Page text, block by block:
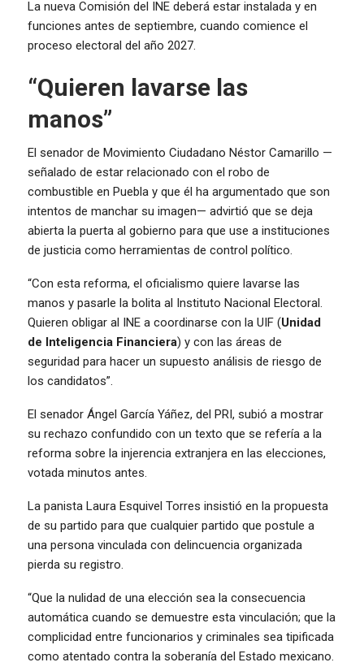
La nueva Comisión del INE deberá estar instalada y en
funciones antes de septiembre, cuando comience el
proceso electoral del año 2027.
“Quieren lavarse las
manos”
El senador de Movimiento Ciudadano Néstor Camarillo —
señalado de estar relacionado con el robo de
combustible en Puebla y que él ha argumentado que son
intentos de manchar su imagen— advirtió que se deja
abierta la puerta al gobierno para que use a instituciones
de justicia como herramientas de control político.
“Con esta reforma, el oficialismo quiere lavarse las
manos y pasarle la bolita al Instituto Nacional Electoral.
Quieren obligar al INE a coordinarse con la UIF (Unidad
de Inteligencia Financiera) y con las áreas de
seguridad para hacer un supuesto análisis de riesgo de
los candidatos”.
El senador Ángel García Yáñez, del PRI, subió a mostrar
su rechazo confundido con un texto que se refería a la
reforma sobre la injerencia extranjera en las elecciones,
votada minutos antes.
La panista Laura Esquivel Torres insistió en la propuesta
de su partido para que cualquier partido que postule a
una persona vinculada con delincuencia organizada
pierda su registro.
“Que la nulidad de una elección sea la consecuencia
automática cuando se demuestre esta vinculación; que la
complicidad entre funcionarios y criminales sea tipificada
como atentado contra la soberanía del Estado mexicano.